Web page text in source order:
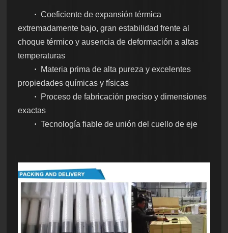
·Coeficiente de expansión térmica
extremadamente bajo, gran estabilidad frente al
choque térmico y ausencia de deformación a altas
temperaturas
· Materia prima de alta pureza y excelentes
propiedades químicas y físicas
· Proceso de fabricación preciso y dimensiones
exactas
·Tecnología fiable de unión del cuello de eje